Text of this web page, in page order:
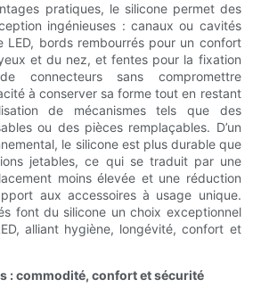
pratiques, le silicone permet des
ingénieuses : canaux ou cavités
LED, bords rembourrés pour un confort
et du nez, et fentes pour la fixation
connecteurs sans compromettre
à conserver sa forme tout en restant
de mécanismes tels que des
ou des pièces remplaçables. D’un
le silicone est plus durable que
jetables, ce qui se traduit par une
moins élevée et une réduction
aux accessoires à usage unique.
font du silicone un choix exceptionnel
alliant hygiène, longévité, confort et
: commodité, confort et sécurité